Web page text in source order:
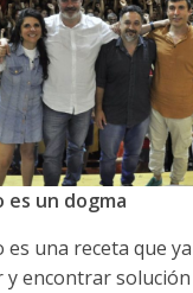
es un dogma
es una receta que
y encontrar